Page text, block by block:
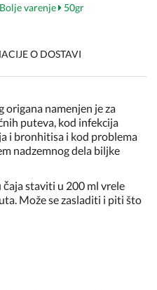
varenje 50gr
O DOSTAVI
origana namenjen je za
puteva, kod infekcija
i bronhitisa i kod problema
nadzemnog dela biljke
čaja staviti u 200 ml vrele
Može se zasladiti i piti što